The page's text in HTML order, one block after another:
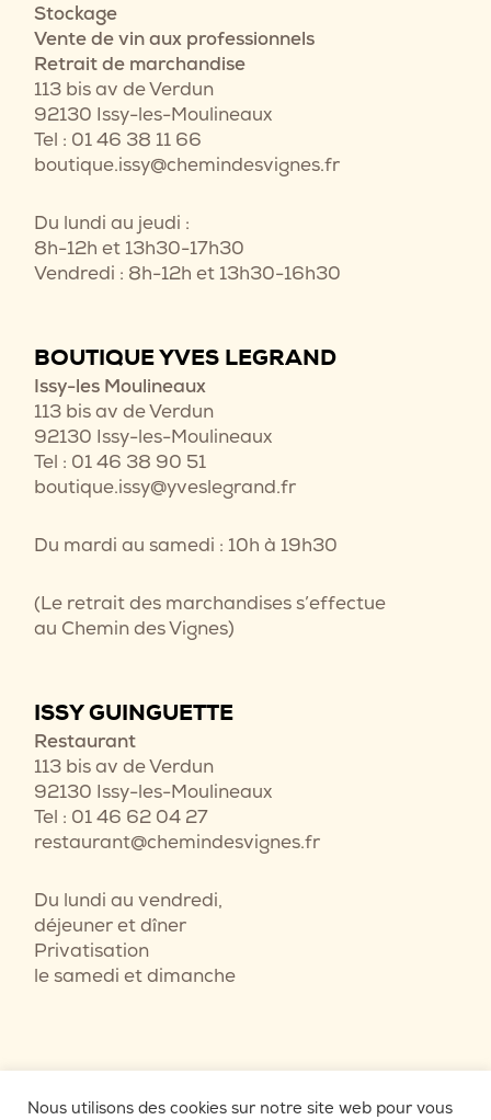
Stockage
Vente de vin aux professionnels
Retrait de marchandise
113 bis av de Verdun
92130 Issy-les-Moulineaux
Tel : 01 46 38 11 66
boutique.issy@chemindesvignes.fr
Du lundi au jeudi :
8h-12h et 13h30-17h30
Vendredi : 8h-12h et 13h30-16h30
BOUTIQUE YVES LEGRAND
Issy-les Moulineaux
113 bis av de Verdun
92130 Issy-les-Moulineaux
Tel : 01 46 38 90 51
boutique.issy@yveslegrand.fr
Du mardi au samedi : 10h à 19h30
(Le retrait des marchandises s’effectue
au Chemin des Vignes)
ISSY GUINGUETTE
Restaurant
113 bis av de Verdun
92130 Issy-les-Moulineaux
Tel : 01 46 62 04 27
restaurant@chemindesvignes.fr
Du lundi au vendredi,
déjeuner et dîner
Privatisation
le samedi et dimanche
Nous utilisons des cookies sur notre site web pour vous